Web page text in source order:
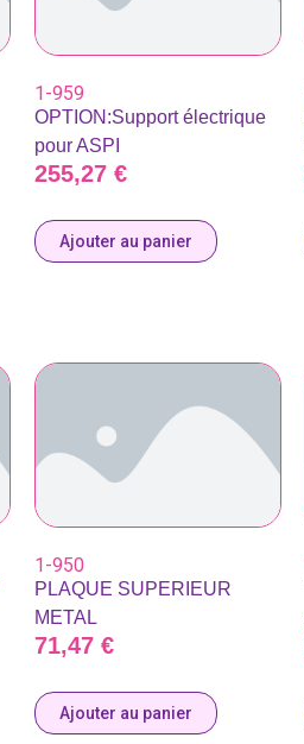
1-959
OPTION:Support électrique
pour ASPI
255,27 €
Ajouter au panier
1-950
PLAQUE SUPERIEUR
METAL
71,47 €
Ajouter au panier